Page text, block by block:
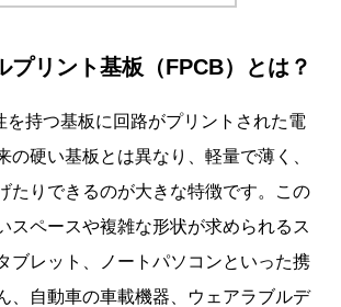
プリント基板（FPCB）とは？
を持つ基板に回路がプリントされた電
の硬い基板とは異なり、軽量で薄く、
たりできるのが大きな特徴です。この
スペースや複雑な形状が求められるス
ブレット、ノートパソコンといった携
、自動車の車載機器、ウェアラブルデ